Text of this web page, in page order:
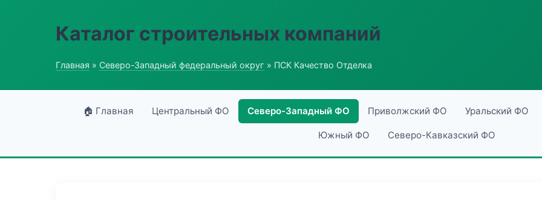
Каталог строительных компаний
Главная » Северо-Западный федеральный округ » ПСК Качество Отделка
🏠 Главная Центральный ФО Северо-Западный ФО Приволжский ФО Уральский ФО
Южный ФО Северо-Кавказский ФО